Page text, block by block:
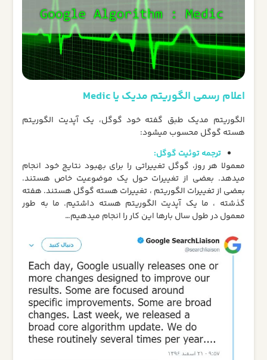
اعلام رسمی الگوریتم مدیک یا Medic
الگوریتم مدیک طبق گفته خود گوگل، یک آپدیت الگوریتم
هسته گوگل محسوب میشود:
ترجمه توئیت گوگل:
معمولا هر روز، گوگل تغییراتی را برای بهبود نتایج خود انجام
میدهد. بعضی از تغییرات حول یک موضوعیت خاص هستند.
بعضی از تغییرات الگوریتم ، تغییرات هسته گوگل هستند. هفته
گذشته ، ما یک آپدیت الگوریتم هسته داشتیم. ما به طور
معمول در طول سال بارها این کار را انجام میدهیم…